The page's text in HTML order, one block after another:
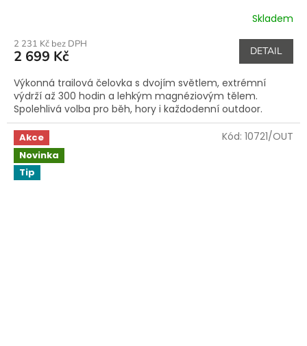
Skladem
2 231 Kč bez DPH
2 699 Kč DETAIL
Výkonná trailová čelovka s dvojím světlem, extrémní
výdrží až 300 hodin a lehkým magnéziovým tělem.
Spolehlivá volba pro běh, hory i každodenní outdoor.
Akce
Novinka
Tip
Kód: 10721/OUT